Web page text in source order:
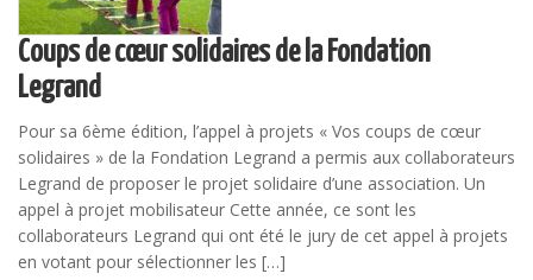
Coups de cœur solidaires de la Fondation
Legrand
Pour sa 6ème édition, l’appel à projets « Vos coups de cœur
solidaires » de la Fondation Legrand a permis aux collaborateurs
Legrand de proposer le projet solidaire d’une association. Un
appel à projet mobilisateur Cette année, ce sont les
collaborateurs Legrand qui ont été le jury de cet appel à projets
en votant pour sélectionner les […]